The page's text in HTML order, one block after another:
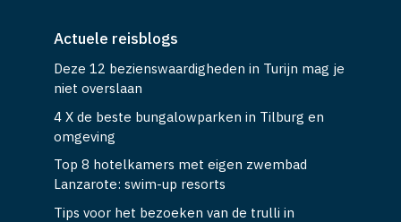
Actuele reisblogs
Deze 12 bezienswaardigheden in Turijn mag je
niet overslaan
4 X de beste bungalowparken in Tilburg en
omgeving
Top 8 hotelkamers met eigen zwembad
Lanzarote: swim-up resorts
Tips voor het bezoeken van de trulli in